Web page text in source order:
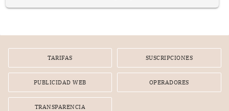
TARIFAS SUSCRIPCIONES
PUBLICIDAD WEB OPERADORES
TRANSPARENCIA